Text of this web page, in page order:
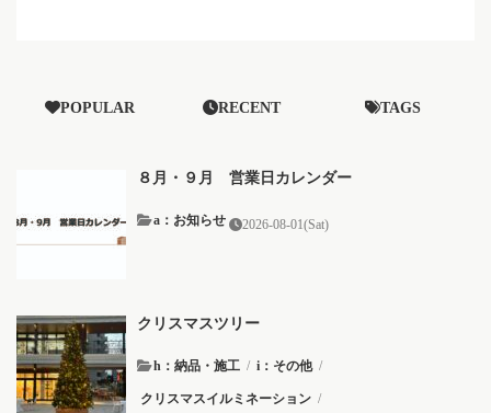
POPULAR RECENT TAGS
８月・９月 営業日カレンダー
a：お知らせ 2026-08-01(Sat)
クリスマスツリー
h：納品・施工 / i：その他 /
クリスマスイルミネーション /